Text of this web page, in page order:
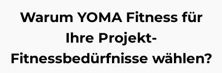
Warum YOMA Fitness für
Ihre Projekt-
Fitnessbedürfnisse wählen?